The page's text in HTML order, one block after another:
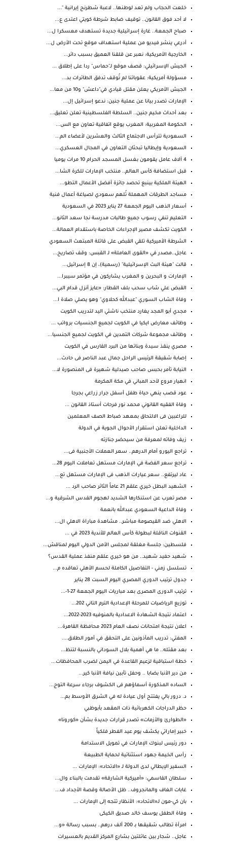
خلعت الحجاب ولم تعد لوطنها.. لاعبة شطرنج إيرانية "...
لا أحد فوق القانون.. توقيف ضابط شرطة كويتي اعتدى ع...
صباح الجمعة.. غارة إسرائيلية جديدة تستهدف معسكرا ل...
أدرعي ينشر فيديو من عملية استهداف موقع تحت الأرض ل...
الخارجية الأمريكية: نعبر عن قلقنا العميق بسبب دائر...
الجيش الإسرائيلي: قصف موقع لـ"حماس" ردا على إطلاق ...
مسؤولة أمريكية: عقوباتنا لم تُوقف تدفق الطائرات بد...
الجيش الأمريكي يعلن مقتل قيادي في"داعش" و10 من معا...
الإمارات تصدر بيانا عن عملية جنين: ندعو إسرائيل إل...
بعد أحداث مخيم جنين.. السلطة الفلسطينية تعلن تعليق...
الحكومة المغربية: المغرب يوقع اتفاقية تعاون مع الس...
السعودية تترأس الاجتماع الثالث والعشرين لأعضاء الم...
السعودية وإيطاليا تبحثان التعاون في المجال العسكري...
4 آلاف عامل يقومون بغسل المسجد الحرام 10 مرات يوميا
قبل استضافة كأس العالم.. منتخب الإمارات للكرة الشا...
الهيئة الملكية بينبع تحصد جائزة أفضل الأعمال التطو...
‏مساجد الطرقات المهملة تُلهم سعودي لصياغة أعمال فنية
أسعار الذهب اليوم الجمعة 27 يناير 2023 في السعودية
التعليم تنفي رسوب جميع طالبات مدرسة نجا سعد الثانو...
الكويت تكشف مصير الإجراءات الخاصة باستقدام العمالة...
الشرطة الأميركية تلقي القبض على قاتلة المبتعث السعودي
عاجل..مصدر في «القوى العاملة» لـ القبس: وقف تصاريح...
قالت "هيئة البث الإسرائيلية" (رسمية)، إن 8 إسرائيل...
الإمارات و البحرين و المغرب يشاركون في مؤتمر سيبرا...
القبض علي شاب سحب بلف القطار: «عايز أنزل قدام البي...
وفاة الشاب السوري "عبدالله كحلاوي" وهو يصلي صلاة ا...
مجدي أبو المجد يغارد منتخب ناشئي اليد لتدريب الكويت
وظائف معارض ايكيا في الكويت لجميع الجنسيات برواتب ...
وظائف مجموعة شركات التمدين في الكويت لجميع الجنسيا...
مصري ينقذ سيدة وبناتها من البرد القارس في الكويت
إصابة شقيقة الرئيس الراحل جمال عبد الناصر فى حادث...
النيابة تأمر بحبس صاحب صيدلية شهيرة فى المنصورة لا...
انهيار مروع لأحد المباني في مكة المكرمة
عود قصب ينهي حياة طفل أسفل جرار زراعي بجرجا
وفاة الفقيه القانوني محمد نور فرحات أستاذ القانون ...
للراغبين فى الالتحاق بمعهد ضباط الصف المعلمين
الداخلية تعلن استقرار الأحوال الجوية في الدولة
زيف وفاته لمعرفة من سيحضر جنازته
تراجع اليورو أمام الدرهم.. سعر العملات الأجنبية فى...
تراجع سعر الفضة في الإمارات مستهل تعاملات اليوم 28...
عاد ليرتفع.. سعر عيارات الذهب فى الإمارات مستهل تع...
‏الشهيد البطل خيري علقم 21 عاماً الثائر صاحب الرد ...
مصر تعرب عن استنكارها الشديد لهجوم القدس الشرقية و...
وفاة الداعية السعودي عبدالله بانعمة
الاهلي ضد القيصومة مباشر.. مشاهدة مباراة الاهلي ال...
القنوات الناقلة لبطولة كأس العالم للأندية 2023 في ...
فلسطين: جلسة مغلقة لمجلس الأمن الدولي اليوم لمناقش...
شهيد حفيد شهيد.. من هو خيري علقم منفذ عملية القدس؟
تسلسل زمني - التفاصيل الكاملة لحسم الأهلي تعاقده م...
جدول ترتيب الدوري المصري اليوم السبت 28 يناير
ترتيب الدورى المصرى بعد مباريات اليوم الجمعة 27-1-...
توزيع الرياضيات للمرحلة الإعدادية الترم التاني 202...
اعتماد نتيجة الشهادة الاعدادية بالمنوفيه 2023-2022...
اعلان نتيجة امتحانات نصف العام 2023 محافظة القاهرة...
المفتي: تدريب المأذونين على التحقق في أمور الطلاق....
بعد مقتله.. ما هي أهمية بلال السوداني بالنسبة لتنظ...
خطة استباقية لزعيم القاعدة في اليمن لضرب المحافظات...
من دير الأنبا بضابا .. وحفل تأبين نيافة الأنبا كير...
الساده المذكورة أسماؤهم فى الكشوف برجاء سرعة التوج...
د. درور بالي يفتتح أول عيادة له في الشرق الأوسط بم...
حظر الدراجات الكهربائية ذات المقعد بأبوظبي
«الطوارئ والأزمات» تصدر قرارات جديدة بشأن «كورونا»
خبير إماراتي يكشف يوم عيد الفطر فلكياً
دور رئيس لبنوك الإمارات في تمويل الاستدامة
رأس الخيمة جهود استثنائية لحماية الطبيعة
السفير الإيطالي لدى الدولة لـ «الاتحاد»: الإمارات ...
سلطان القاسمي: «أميركية الشارقة» تقدمت بالبناء وال...
غابات الغاف والمانجروف.. ظل الأصالة وقصة الأجداد ف...
بان كي-مون لـ«الاتحاد»: الأنظار تتجه إلى الإمارات ...
وفاة الطفل يوسف خالد صديق الكيكى
امرأة تطالب شقيقها بـ 200 ألف درهم.. بسبب رسالة «و...
عاجل.. شجار بين عائلتين بشارع المركز القديم بالعسيرات